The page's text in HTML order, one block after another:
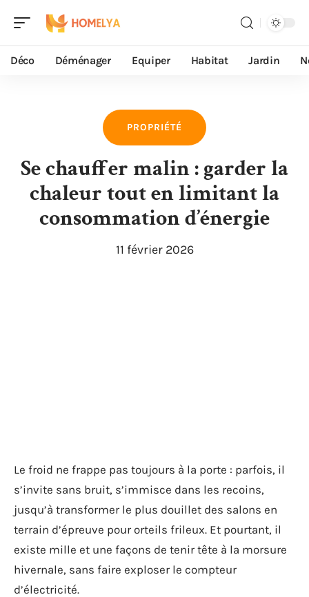
Déco Déménager Equiper Habitat Jardin
PROPRIÉTÉ
Se chauffer malin : garder la
chaleur tout en limitant la
consommation d’énergie
11 février 2026
Le froid ne frappe pas toujours à la porte : parfois, il
s’invite sans bruit, s’immisce dans les recoins,
jusqu’à transformer le plus douillet des salons en
terrain d’épreuve pour orteils frileux. Et pourtant, il
existe mille et une façons de tenir tête à la morsure
hivernale, sans faire exploser le compteur
d’électricité.